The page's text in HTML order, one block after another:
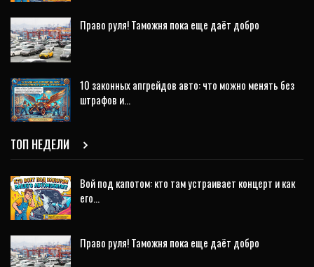
Право руля! Таможня пока еще даёт добро
10 законных апгрейдов авто: что можно менять без
штрафов и…
ТОП НЕДЕЛИ
Вой под капотом: кто там устраивает концерт и как
его…
Право руля! Таможня пока еще даёт добро